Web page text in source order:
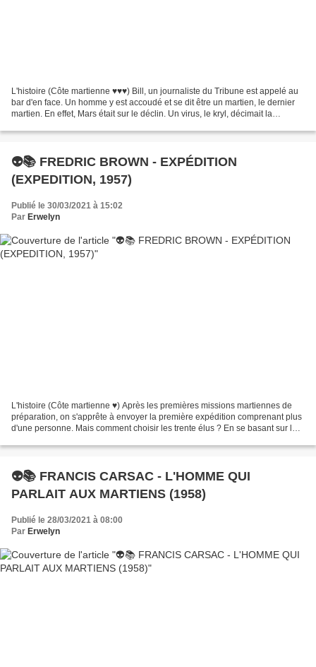
L'histoire (Côte martienne ♥♥♥) Bill, un journaliste du Tribune est appelé au
bar d'en face. Un homme y est accoudé et se dit être un martien, le dernier
martien. En effet, Mars était sur le déclin. Un virus, le kryl, décimait la
👽📚 FREDRIC BROWN - EXPÉDITION
(EXPEDITION, 1957)
Publié le 30/03/2021 à 15:02
Par Erwelyn
L'histoire (Côte martienne ♥) Après les premières missions martiennes de
préparation, on s'apprête à envoyer la première expédition comprenant plus
d'une personne. Mais comment choisir les trente élus ? En se basant sur la
👽📚 FRANCIS CARSAC - L'HOMME QUI
PARLAIT AUX MARTIENS (1958)
Publié le 28/03/2021 à 08:00
Par Erwelyn